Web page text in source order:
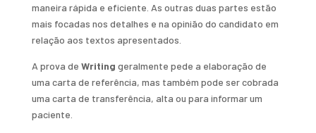
maneira rápida e eficiente. As outras duas partes estão
mais focadas nos detalhes e na opinião do candidato em
relação aos textos apresentados.
A prova de Writing geralmente pede a elaboração de
uma carta de referência, mas também pode ser cobrada
uma carta de transferência, alta ou para informar um
paciente.